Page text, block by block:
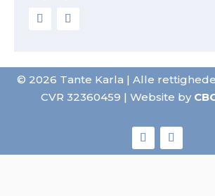
© 2026 Tante Karla | Alle
CVR 32360459 | Website by